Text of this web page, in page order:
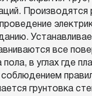
Производятся
все
в углах где
соблюдением
грунтовка